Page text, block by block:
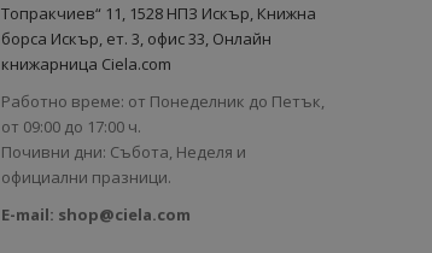
Топракчиев“ 11, 1528 НПЗ Искър, Книжна
борса Искър, ет. 3, офис 33, Онлайн
книжарница Ciela.com
Работно време: от Понеделник до Петък,
от 09:00 до 17:00 ч.
Почивни дни: Събота, Неделя и
официални празници.
E-mail: shop@ciela.com